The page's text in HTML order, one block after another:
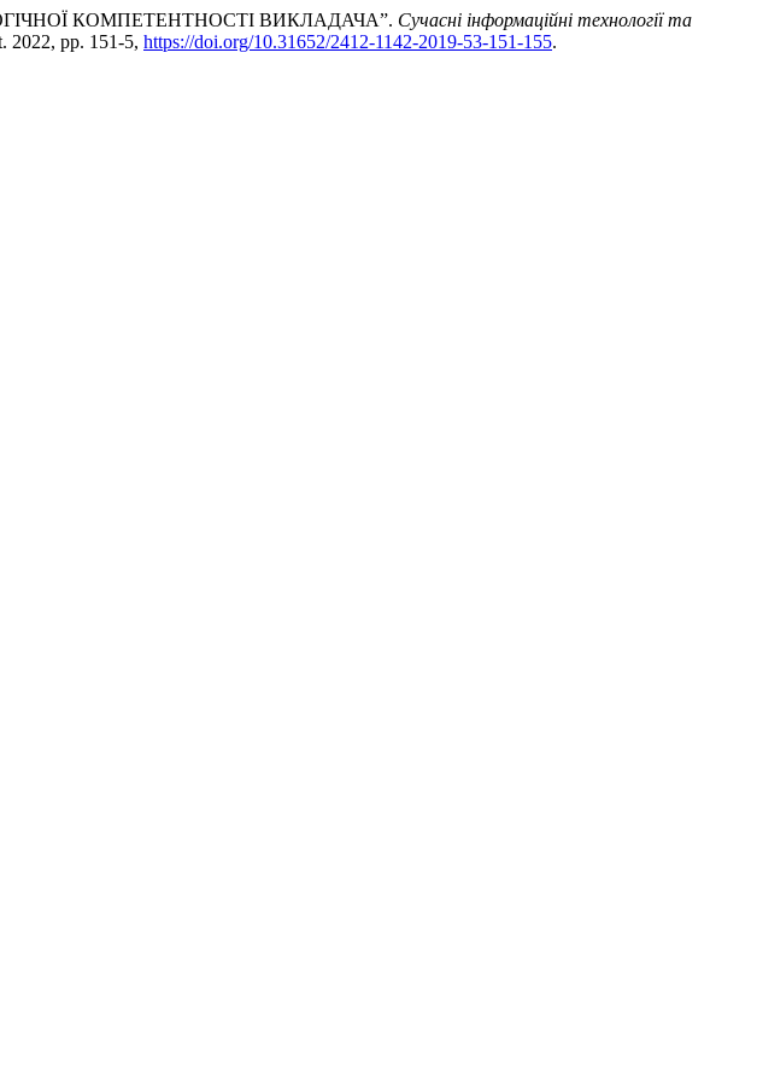
КОМПЕТЕНТНОСТІ ВИКЛАДАЧА”. Сучасні інформаційні технології та
2022, pp. 151-5, https://doi.org/10.31652/2412-1142-2019-53-151-155.